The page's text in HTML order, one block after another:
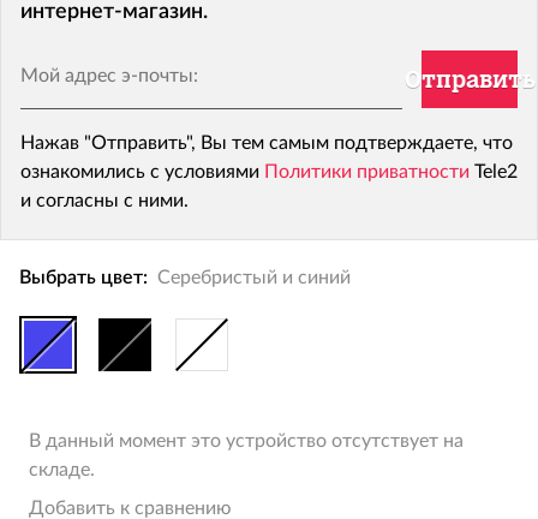
интернет-магазин.
Мой адрес э-почты:
Отправить
Нажав "Отправить", Вы тем самым подтверждаете, что
ознакомились с условиями Политики приватности Tele2
и согласны с ними.
Выбрать цвет: Серебристый и синий
В данный момент это устройство отсутствует на
складе.
Добавить к сравнению